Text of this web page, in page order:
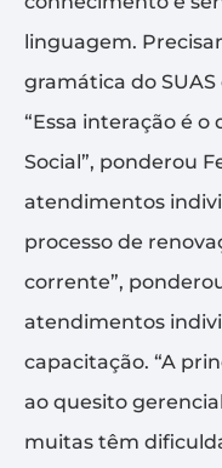
linguagem.
gramática do
“Essa interação é
Social”, ponderou
atendimentos
processo de
corrente”,
atendimentos
capacitação. “A
ao quesito
muitas têm